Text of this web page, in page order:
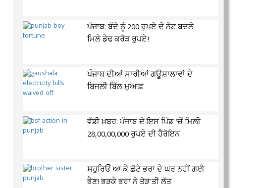
ਪੰਜਾਬ: ਬੰਦੇ ਨੂੰ 200 ਰੁਪਏ ਦੇ ਨੋਟ ਬਦਲੇ
ਮਿਲੇ ਡੇਢ ਕਰੋੜ ਰੁਪਏ!
ਪੰਜਾਬ ਦੀਆਂ ਸਾਰੀਆਂ ਗਊਸ਼ਾਲਾਵਾਂ ਦੇ
ਬਿਜਲੀ ਬਿੱਲ ਮੁਆਫ਼
ਵੱਡੀ ਖ਼ਬਰ: ਪੰਜਾਬ ਦੇ ਇਸ ਪਿੰਡ 'ਚੋਂ ਮਿਲੀ
28,00,00,000 ਰੁਪਏ ਦੀ ਹੈਰੋਇਨ
ਸਹੁਰਿਓਂ ਆ ਕੇ ਛੋਟੇ ਭਰਾ ਦੇ ਘਰ ਨਹੀਂ ਗਈ
ਭੈਣ! ਭੜਕੇ ਭਰਾ ਨੇ ਤੋੜ'ਤੀ ਲੱਤ